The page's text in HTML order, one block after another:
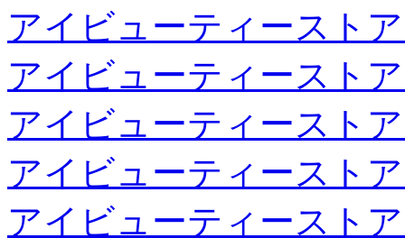
アイビューティースト
アイビューティースト
アイビューティースト
アイビューティースト
アイビューティースト